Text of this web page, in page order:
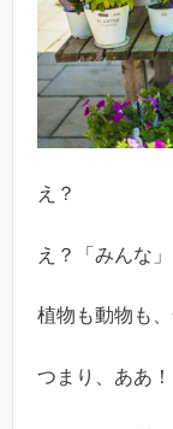
え？
え？「みんな
植物も動物も
つまり、ああ！